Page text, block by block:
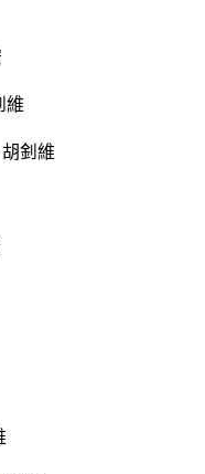
維
釗維